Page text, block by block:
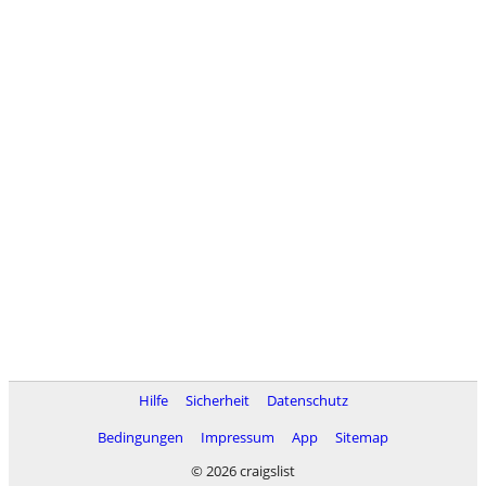
Hilfe Sicherheit
Datenschutz
Bedingungen
Impressum App
Sitemap
© 2026 craigslist